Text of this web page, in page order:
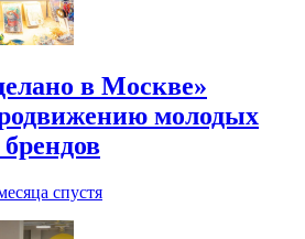
в Москве»
молодых
спустя